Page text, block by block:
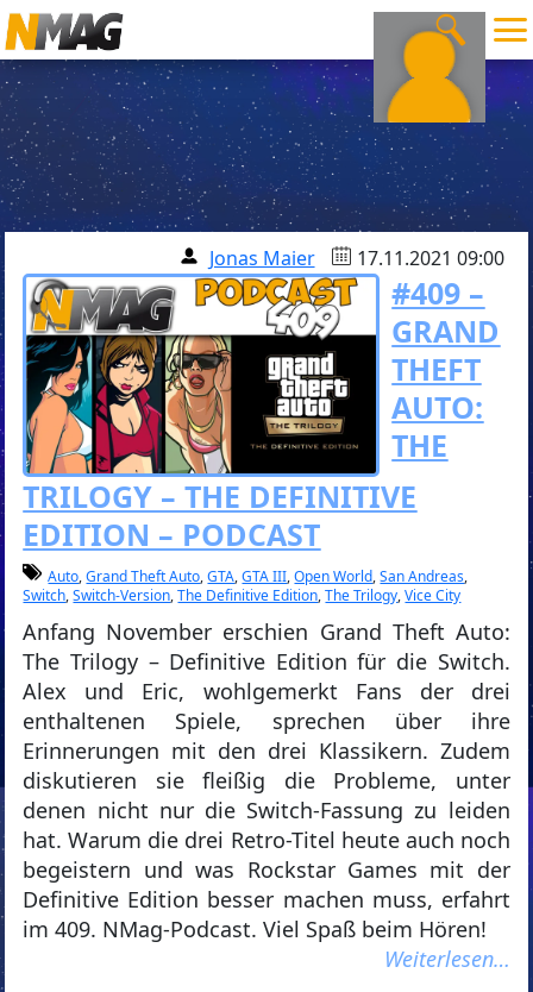
Jonas Maier 17.11.2021 09:00
#409 –
GRAND
THEFT
AUTO:
THE
TRILOGY – THE DEFINITIVE
EDITION – PODCAST
Auto,Grand Theft Auto,GTA,GTA III,Open World,San Andreas,
Switch,Switch-Version,The Definitive Edition,The Trilogy,Vice City
Anfang November erschien Grand Theft Auto:
The Trilogy – Definitive Edition für die Switch.
Alex und Eric, wohlgemerkt Fans der drei
enthaltenen Spiele, sprechen über ihre
Erinnerungen mit den drei Klassikern. Zudem
diskutieren sie fleißig die Probleme, unter
denen nicht nur die Switch-Fassung zu leiden
hat. Warum die drei Retro-Titel heute auch noch
begeistern und was Rockstar Games mit der
Definitive Edition besser machen muss, erfahrt
im 409. NMag-Podcast. Viel Spaß beim Hören!
Weiterlesen…